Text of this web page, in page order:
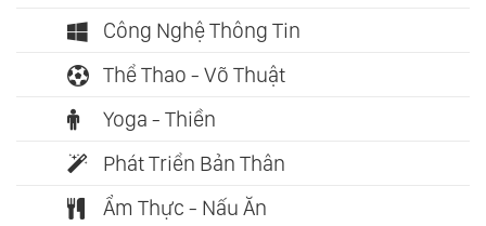
Công Nghệ Thông Tin
Thể Thao - Võ Thuật
Yoga - Thiền
Phát Triển Bản Thân
Ẩm Thực - Nấu Ăn